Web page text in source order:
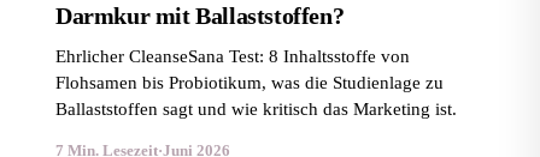
Darmkur mit Ballaststoffen?
Ehrlicher CleanseSana Test: 8 Inhaltsstoffe von
Flohsamen bis Probiotikum, was die Studienlage zu
Ballaststoffen sagt und wie kritisch das Marketing ist.
7 Min. Lesezeit·Juni 2026